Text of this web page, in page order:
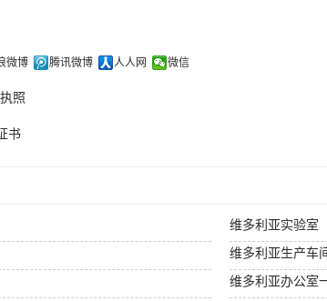
微博 腾讯微博 人人网 微信
照
书
维多利亚实验室
维多利亚生产车
维多利亚办公室